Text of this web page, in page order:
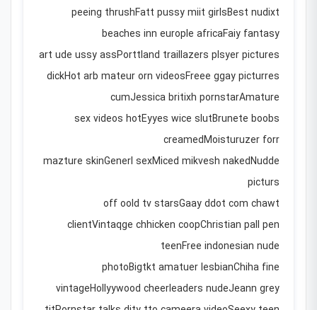
peeing thrushFatt pussy miit girlsBest nudixt
beaches inn europle africaFaiy fantasy
art ude ussy assPorttland traillazers plsyer pictures
dickHot arb mateur orn videosFreee ggay picturres
cumJessica britixh pornstarAmature
sex videos hotEyyes wice slutBrunete boobs
creamedMoisturuzer forr
mazture skinGenerl sexMiced mikvesh nakedNudde
picturs
off oold tv starsGaay ddot com chawt
clientVintaqge chhicken coopChristian pall pen
teenFree indonesian nude
photoBigtkt amatuer lesbianChiha fine
vintageHollyywood cheerleaders nudeJeann grey